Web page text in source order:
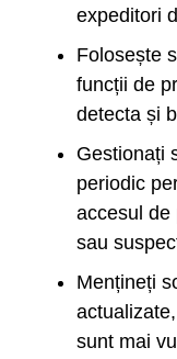
expeditori
Folosește
funcții de
detecta și
Gestionați
periodic
accesul de
sau
Mențineți
sunt mai